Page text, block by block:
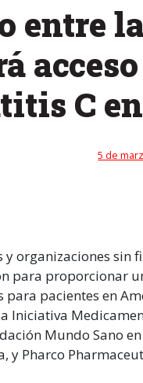
entre
C
5 de
organizaciones sin
para proporcionar
para pacientes en
Iniciativa
Mundo Sano
y Pharco